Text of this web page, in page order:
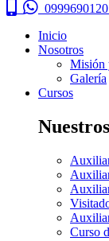
0999690120
Inicio
Nosotros
Misión
Galería
Cursos
Curso